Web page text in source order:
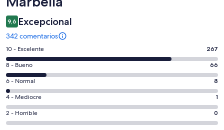
9,6 Excepcional
342 comentarios
267
comentarios
de
un
total
de
342
con
10 - Excelente 267
66
comentarios
de
un
total
de
8 - Bueno 66
8
comentarios
de
un
total
6 - Normal 8
1
comentarios
de
4 - Mediocre 1
0
comentarios
2 - Horrible 0